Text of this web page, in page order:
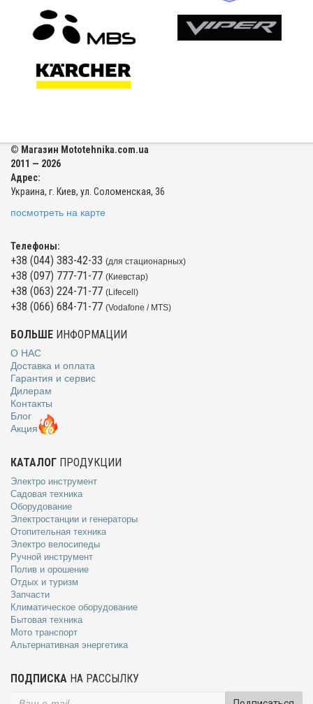
© Магазин Mototehnika.com.ua
2011 — 2026
Адрес:
Украина, г. Киев, ул. Соломенская, 36
посмотреть на карте
Телефоны:
+38 (044) 383-42-33 (для стационарных)
+38 (097) 777-71-77 (Киевстар)
+38 (063) 224-71-77 (Lifecell)
+38 (066) 684-71-77 (Vodafone / MTS)
БОЛЬШЕ ИНФОРМАЦИИ
О НАС
Доставка и оплата
Гарантия и сервис
Дилерам
Контакты
Блог
Акция
КАТАЛОГ ПРОДУКЦИИ
Электро инструмент
Садовая техника
Оборудование
Электростанции и генераторы
Отопительная техника
Электро велосипеды
Ручной инструмент
Полив и орошение
Отдых и туризм
Запчасти
Климатическое оборудование
Бытовая техника
Мото транспорт
Альтернативная энергетика
ПОДПИСКА НА РАССЫЛКУ